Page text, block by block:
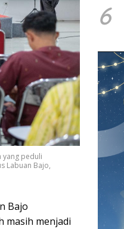
yang peduli
Labuan Bajo,
Bajo
masih menjadi
6